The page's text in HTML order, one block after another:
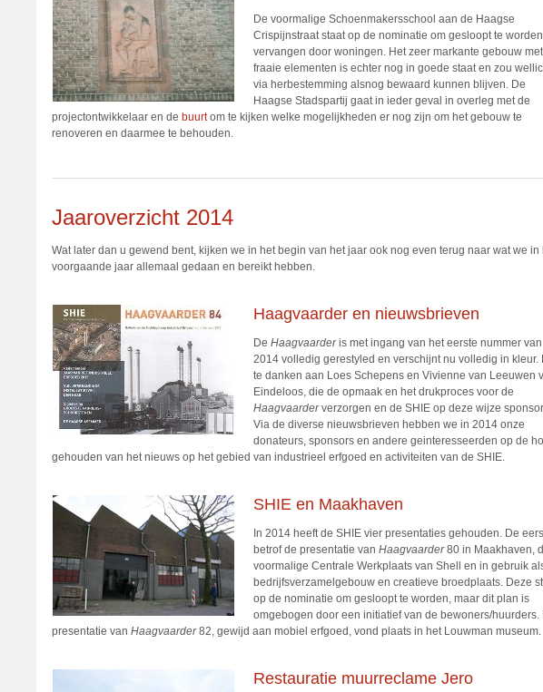
De voormalige Schoenmakersschool aan de Haagse
Crispijnstraat staat op de nominatie om gesloopt te
vervangen door woningen. Het zeer markante gebouw met
fraaie elementen is echter nog in goede staat en zou
via herbestemming alsnog bewaard kunnen blijven. De
Haagse Stadspartij gaat in ieder geval in overleg met de
projectontwikkelaar en de buurtom te kijken welke mogelijkheden er nog zijn om het gebouw te
renoveren en daarmee te behouden.
Jaaroverzicht 2014
Wat later dan u gewend bent, kijken we in het begin van het jaar ook nog even terug naar wat we in
voorgaande jaar allemaal gedaan en bereikt hebben.
Haagvaarder en nieuwsbrieven
De Haagvaarderis met ingang van het eerste nummer van
2014 volledig gerestyled en verschijnt nu volledig in kleur.
te danken aan Loes Schepens en Vivienne van Leeuwen
Eindeloos, die de opmaak en het drukproces voor de
Haagvaarderverzorgen en de SHIE op deze wijze
Via de diverse nieuwsbrieven hebben we in 2014 onze
donateurs, sponsors en andere geinteresseerden op de
gehouden van het nieuws op het gebied van industrieel erfgoed en activiteiten van de SHIE.
SHIE en Maakhaven
In 2014 heeft de SHIE vier presentaties gehouden. De
betrof de presentatie van Haagvaarder80 in Maakhaven,
voormalige Centrale Werkplaats van Shell en in gebruik
bedrijfsverzamelgebouw en creatieve broedplaats. Deze
op de nominatie om gesloopt te worden, maar dit plan is
omgebogen door een initiatief van de bewoners/huurders.
presentatie van Haagvaarder82, gewijd aan mobiel erfgoed, vond plaats in het Louwman museum.
Restauratie muurreclame Jero